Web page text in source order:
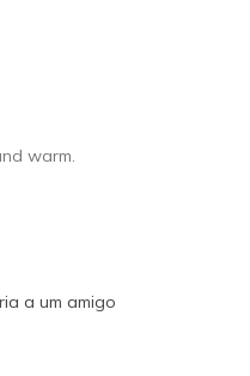
warm.
a um amigo